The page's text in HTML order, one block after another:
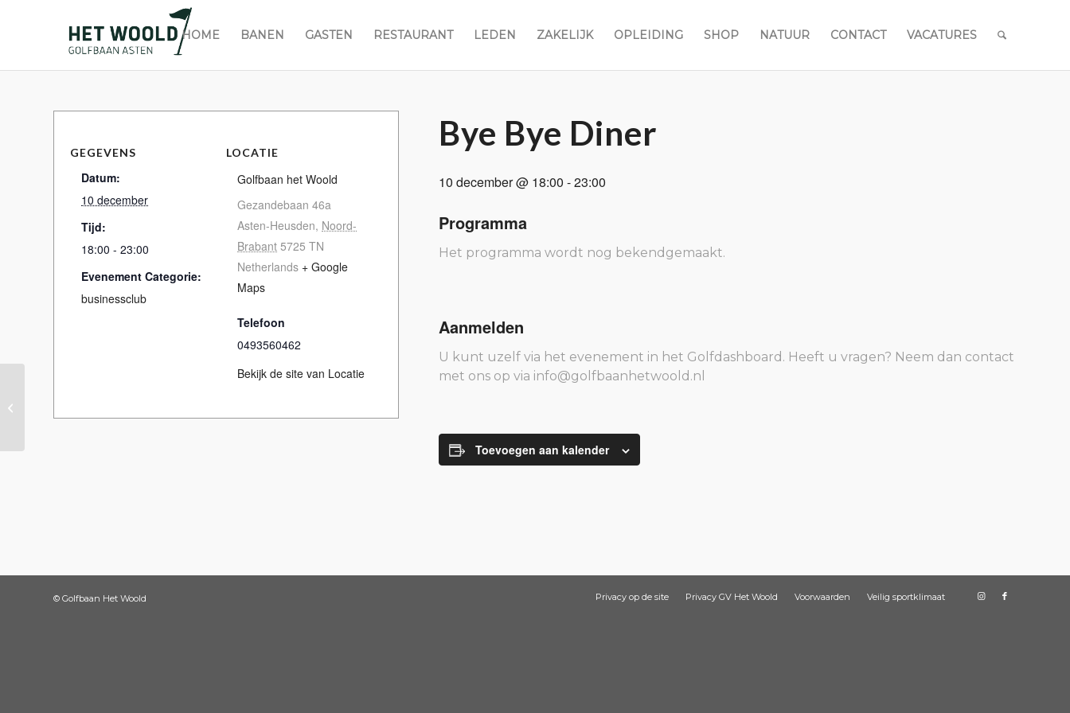
HOME BANEN GASTEN RESTAURANT LEDEN ZAKELIJK OPLEIDING SHOP NATUUR CONTACT VACATURES
Bye Bye Diner
10 december @ 18:00 -23:00
Programma
Het programma wordt nog bekendgemaakt.
Aanmelden
U kunt uzelf via het evenement in het Golfdashboard. Heeft u vragen? Neem dan contact
met ons op via info@golfbaanhetwoold.nl
Toevoegen aan kalender
GEGEVENS
Datum:
10 december
Tijd:
18:00 - 23:00
Evenement Categorie:
businessclub
LOCATIE
Golfbaan het Woold
Gezandebaan 46a
Asten-Heusden, Noord-
Brabant 5725 TN
Netherlands + Google
Maps
Telefoon
0493560462
Bekijk de site van Locatie
© Golfbaan Het Woold Privacy op de site Privacy GV Het Woold Voorwaarden Veilig sportklimaat